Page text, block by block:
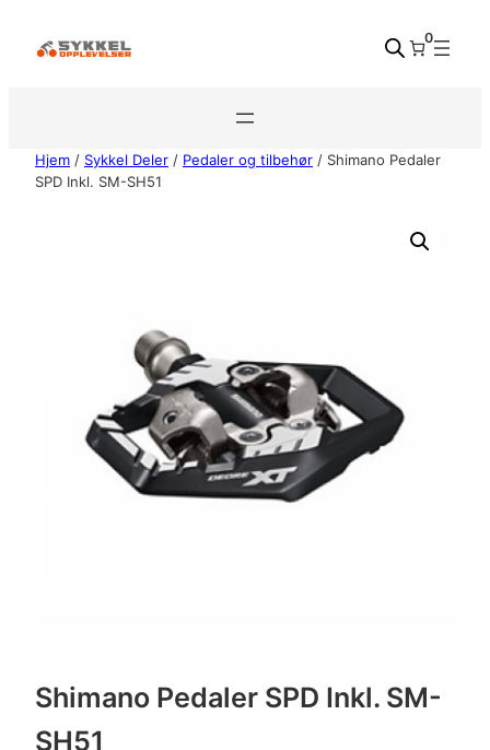
0
Hjem / Sykkel Deler / Pedaler og tilbehør / Shimano Pedaler
SPD Inkl. SM-SH51
Shimano Pedaler SPD Inkl. SM-
SH51